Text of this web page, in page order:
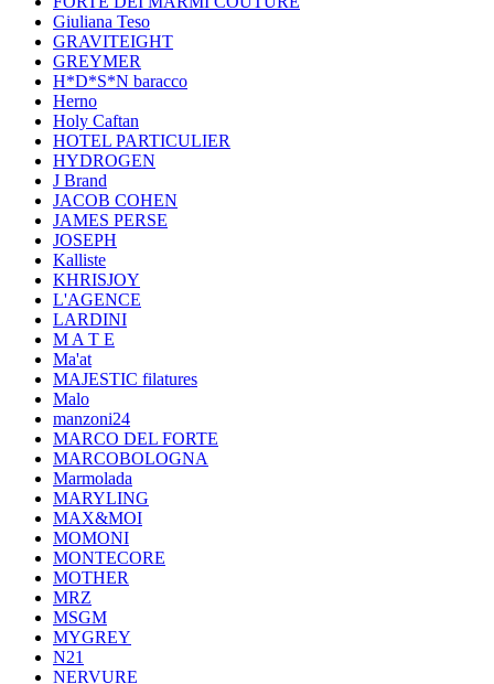
Giuliana Teso
GRAVITEIGHT
GREYMER
H*D*S*N baracco
Herno
Holy Caftan
HOTEL PARTICULIER
HYDROGEN
J Brand
JACOB COHEN
JAMES PERSE
JOSEPH
Kalliste
KHRISJOY
L'AGENCE
LARDINI
M A T E
Ma'at
MAJESTIC filatures
Malo
manzoni24
MARCO DEL FORTE
MARCOBOLOGNA
Marmolada
MARYLING
MAX&MOI
MOMONI
MONTECORE
MOTHER
MRZ
MSGM
MYGREY
N21
NERVURE